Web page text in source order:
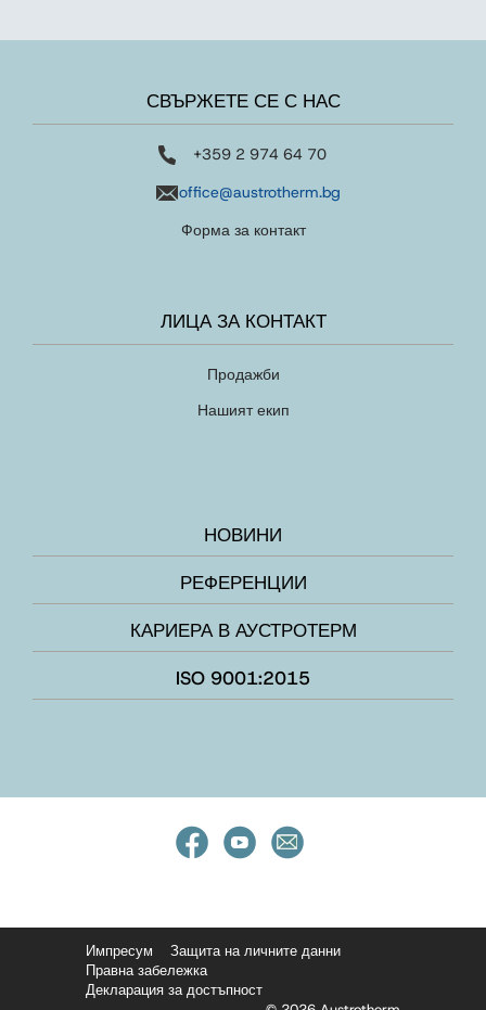
СВЪРЖЕТЕ СЕ С НАС
+359 2 974 64 70
office@austrotherm.bg
Форма за контакт
ЛИЦА ЗА КОНТАКТ
Продажби
Нашият екип
НОВИНИ
РЕФЕРЕНЦИИ
КАРИЕРА В АУСТРОТЕРМ
ISO 9001:2015
Импресум
Защита на личните данни
Правна забележка
Декларация за достъпност